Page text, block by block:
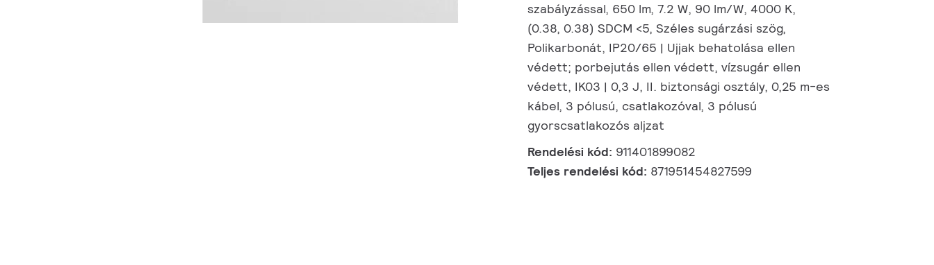
szabályzással, 650 lm, 7.2 W, 90 lm/W, 4000 K,
(0.38, 0.38) SDCM <5, Széles sugárzási szög,
Polikarbonát, IP20/65 | Ujjak behatolása ellen
védett; porbejutás ellen védett, vízsugár ellen
védett, IK03 | 0,3 J, II. biztonsági osztály, 0,25 m-es
kábel, 3 pólusú, csatlakozóval, 3 pólusú
gyorscsatlakozós aljzat
Rendelési kód: 911401899082
Teljes rendelési kód: 871951454827599